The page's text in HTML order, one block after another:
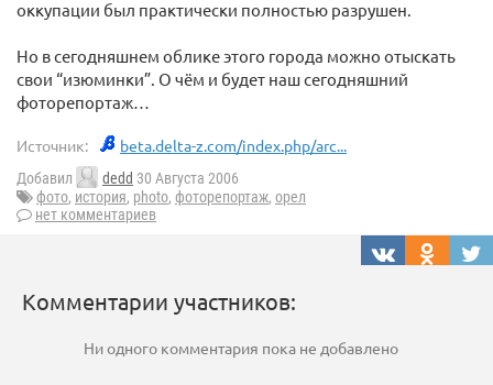
оккупации был практически полностью разрушен.
Но в сегодняшнем облике этого города можно отыскать
свои “изюминки”. О чём и будет наш сегодняшний
фоторепортаж…
Источник: beta.delta-z.com/index.php/arc...
Добавил dedd 30 Августа 2006
фото, история, photo, фоторепортаж, орел
нет комментариев
Комментарии участников:
Ни одного комментария пока не добавлено